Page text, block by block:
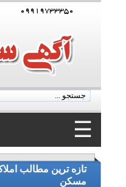
☰
۰۹۹۱۹۷۳۳۳۵۰
تازه ترین مطالب
مسکن